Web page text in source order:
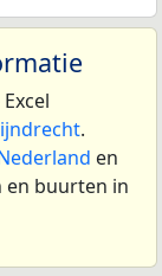
.
en
en buurten in